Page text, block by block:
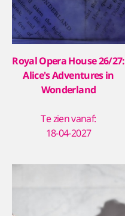
Royal Opera House 26/27:
Alice's Adventures in
Wonderland
Te zien vanaf:
18-04-2027